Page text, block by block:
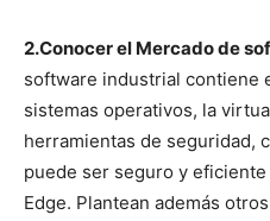
2.Conocer el Mercado de
software industrial contiene
sistemas operativos, la
herramientas de seguridad,
puede ser seguro y
Edge. Plantean además